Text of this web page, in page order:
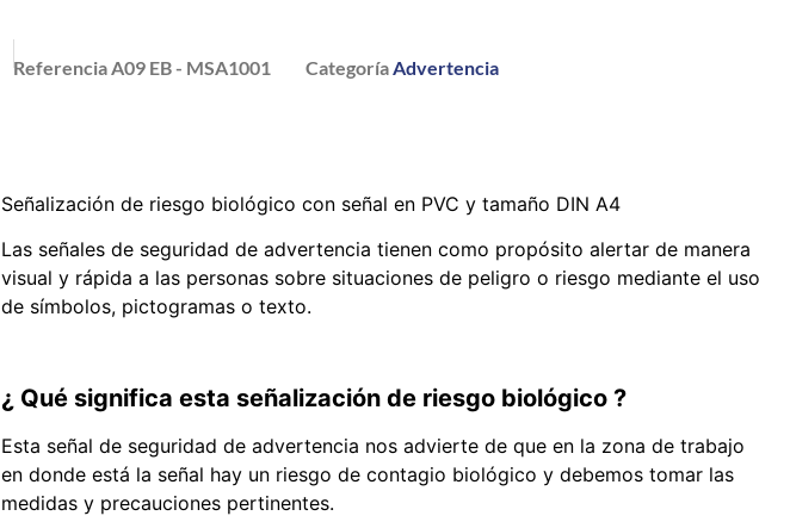
ReferenciaA09 EB - MSA1001 CategoríaAdvertencia
Señalización de riesgo biológico con señal en PVC y tamaño DIN A4
Las señales de seguridad de advertencia tienen como propósito alertar de manera
visual y rápida a las personas sobre situaciones de peligro o riesgo mediante el uso
de símbolos, pictogramas o texto.
¿ Qué significa esta señalización de riesgo biológico ?
Esta señal de seguridad de advertencia nos advierte de que en la zona de trabajo
en donde está la señal hay un riesgo de contagio biológico y debemos tomar las
medidas y precauciones pertinentes.